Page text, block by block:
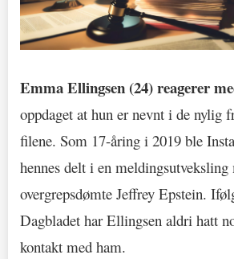
Emma Ellingsen (24) reagerer
oppdaget at hun er nevnt i de nylig
filene. Som 17-åring i 2019 ble
hennes delt i en meldingsutveksling
overgrepsdømte Jeffrey Epstein.
Dagbladet har Ellingsen aldri hatt
kontakt med ham.